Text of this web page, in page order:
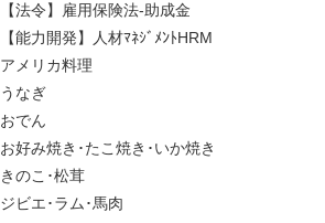
【法令】雇用保険法-助成金
【能力開発】人材ﾏﾈｼﾞﾒﾝﾄHRM
アメリカ料理
うなぎ
おでん
お好み焼き･たこ焼き･いか焼き
きのこ･松茸
ジビエ･ラム･馬肉